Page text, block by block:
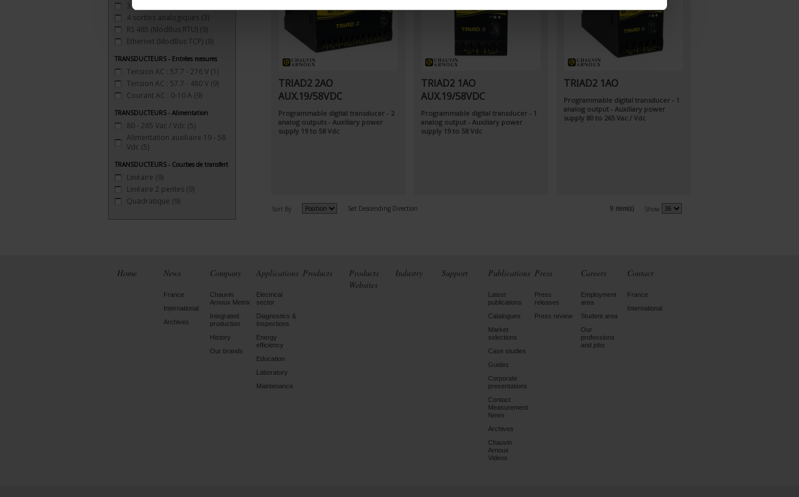
3 sorties analogiques
4 sorties analogiques (3)
RS 485 (ModBus RTU) (9)
Ethernet (ModBus TCP) (9)
TRANSDUCTEURS - Entrées mesures
Tension AC : 57.7 - 276 V (1)
Tension AC : 57.7 - 480 V (9)
Courant AC : 0-10 A (9)
TRANSDUCTEURS - Alimentation
80 - 265 Vac / Vdc (5)
Alimentation auxiliaire 19 - 58
Vdc (5)
TRANSDUCTEURS - Courbes de transfert
Linéaire (9)
Linéaire 2 pentes (9)
Quadratique (9)
TRIAD2 2AO
AUX.19/58VDC
Programmable digital transducer - 2
analog outputs - Auxiliary power
supply 19 to 58 Vdc
TRIAD2 1AO
AUX.19/58VDC
Programmable digital transducer - 1
analog output - Auxiliary power
supply 19 to 58 Vdc
TRIAD2 1AO
Programmable digital transducer - 1
analog output - Auxiliary power
supply 80 to 265 Vac / Vdc
Sort By Set Descending Direction 9 item(s) Show
Home News
France
International
Archives
Company
Chauvin
Arnoux Metrix
Integrated
production
History
Our brands
Applications
Electrical
sector
Diagnostics &
Inspections
Energy
efficiency
Education
Laboratory
Maintenance
Products
Products
Websites
Industry Support Publications
Latest
publications
Catalogues
Market
selections
Case studies
Guides
Corporate
presentations
Contact
Measurement
News
Archives
Chauvin
Arnoux
Videos
Press
Press
releases
Press review
Careers
Employment
area
Student area
Our
professions
and jobs
Contact
France
International